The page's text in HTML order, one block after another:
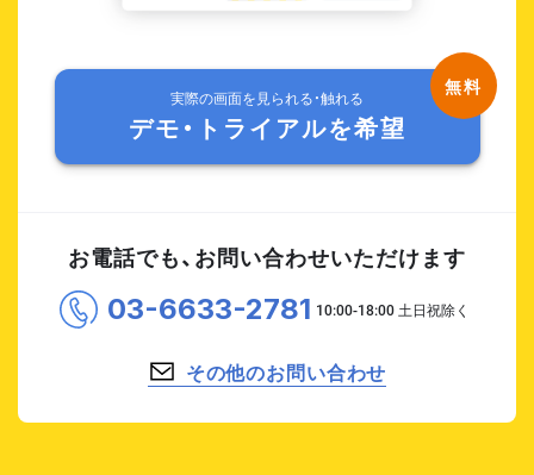
実際の画面を見られる・触れる
デモ・トライアルを希望
お電話でも、お問い合わせいただけます
03-6633-2781
その他のお問い合わせ